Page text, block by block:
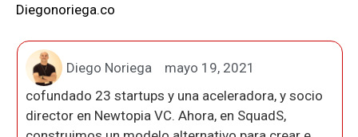
Diegonoriega.co
Diego Noriega
mayo 19, 2021
cofundado 23 startups y una aceleradora, y socio
director en Newtopia VC. Ahora, en SquadS,